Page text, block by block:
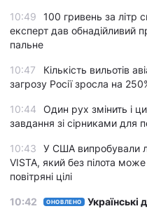
Готові
руками:
автомобільний бренд в
10:49
100 гривень за літр
експерт дав обнадійливий
пальне
10:47
Кількість вильотів
загрозу Росії зросла на
10:44
Один рух змінить і
завдання зі сірниками для
10:43
У США випробували
VISTA, який без пілота
повітряні цілі
10:42 ОНОВЛЕНО
Українські